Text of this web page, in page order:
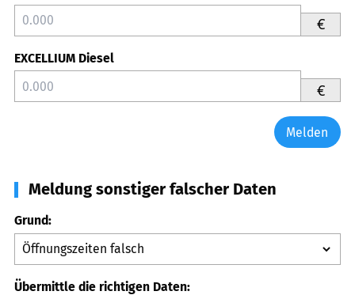
€
EXCELLIUM Diesel
€
Melden
Meldung sonstiger falscher Daten
Grund:
Übermittle die richtigen Daten: